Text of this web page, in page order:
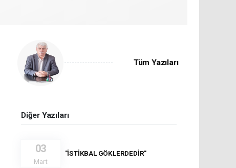
Tüm Yazıları
Diğer Yazıları
03
Mart
"İSTİKBAL GÖKLERDEDİR"